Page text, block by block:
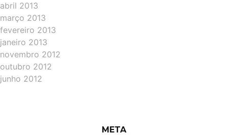
abril 2013
março 2013
fevereiro 2013
janeiro 2013
novembro 2012
outubro 2012
junho 2012
META